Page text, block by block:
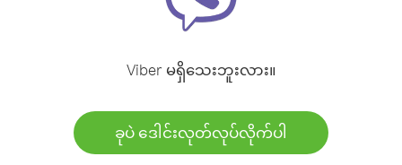
Viber မရှိသေးဘူးလား။
ခုပဲ ဒေါင်းလုတ်လုပ်လိုက်ပါ